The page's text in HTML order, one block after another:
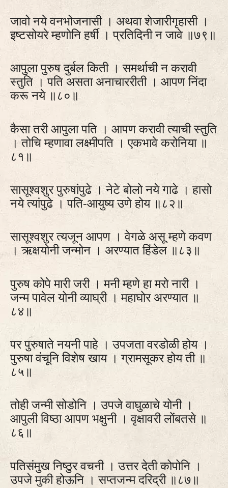
जावो नये वनभोजनासी । अथवा शेजारीगृहासी ।
इष्टसोयरे म्हणोनि हर्षी । प्रतिदिनी न जावे ॥७९॥
आपुला पुरुष दुर्बल किती । समर्थाची न करावी
स्तुति । पति असता अनाचाररीती । आपण निंदा
करू नये ॥८०॥
कैसा तरी आपुला पति । आपण करावी त्याची स्तुति
। तोचि म्हणावा लक्ष्मीपति । एकभावे करोनिया ॥
८१॥
सासूश्वशुर पुरुषांपुढे । नेटे बोलो नये गाढे । हासो
नये त्यांपुढे । पति-आयुष्य उणे होय ॥८२॥
सासूश्वशुर त्यजून आपण । वेगळे असू म्हणे कवण
। ऋक्षयोनी जन्मोन । अरण्यात हिंडेल ॥८३॥
पुरुष कोपे मारी जरी । मनी म्हणे हा मरो नारी ।
जन्म पावेल योनी व्याघ्री । महाघोर अरण्यात ॥
८४॥
पर पुरुषाते नयनी पाहे । उपजता वरडोळी होय ।
पुरुषा वंचूनि विशेष खाय । ग्रामसूकर होय ती ॥
८५॥
तोही जन्मी सोडोनि । उपजे वाघुळाचे योनी ।
आपुली विष्ठा आपण भक्षुनी । वृक्षावरी लोंबतसे ॥
८६॥
पतिसंमुख निष्ठुर वचनी । उत्तर देती कोपोनि ।
उपजे मुकी होऊनि । सप्तजन्म दरिद्री ॥८७॥